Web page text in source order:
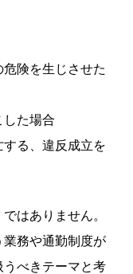
険を生じさせた
した場合
る、違反成立を
はありません。
務や通勤制度が
べきテーマと考